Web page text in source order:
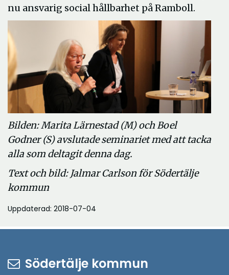
nu ansvarig social hållbarhet på Ramboll.
Bilden: Marita Lärnestad (M) och Boel
Godner (S) avslutade seminariet med att tacka
alla som deltagit denna dag.
Text och bild: Jalmar Carlson för Södertälje
kommun
Uppdaterad: 2018-07-04
Södertälje kommun